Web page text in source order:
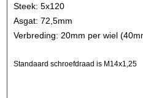
Steek: 5x120
Asgat: 72,5mm
Verbreding: 20mm per wiel
Standaard schroefdraad is M14x1,25